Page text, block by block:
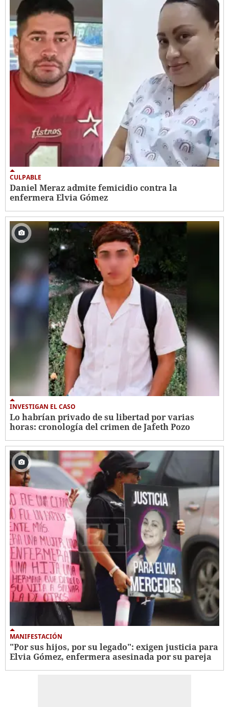
CULPABLE
Daniel Meraz admite femicidio contra la
enfermera Elvia Gómez
INVESTIGAN EL CASO
Lo habrían privado de su libertad por varias
horas: cronología del crimen de Jafeth Pozo
MANIFESTACIÓN
"Por sus hijos, por su legado": exigen justicia para
Elvia Gómez, enfermera asesinada por su pareja